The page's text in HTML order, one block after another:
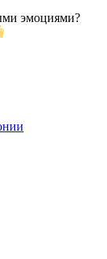
эмоциями?